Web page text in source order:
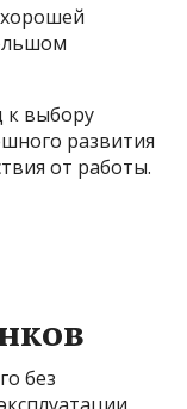
к выбору
развития
от работы.
без